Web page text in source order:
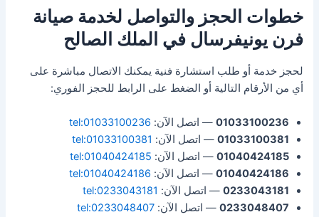
خطوات الحجز والتواصل لخدمة صيانة
فرن يونيفرسال في الملك الصالح
لحجز خدمة أو طلب استشارة فنية يمكنك الاتصال مباشرة على
أي من الأرقام التالية أو الضغط على الرابط للحجز الفوري:
01033100236 — اتصل الآن: tel:01033100236
01033100381 — اتصل الآن: tel:01033100381
01040424185 — اتصل الآن: tel:01040424185
01040424186 — اتصل الآن: tel:01040424186
0233043181 — اتصل الآن: tel:0233043181
0233048407 — اتصل الآن:tel:0233048407